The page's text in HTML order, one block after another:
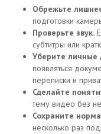
Обрежьте
подготовки
Проверьте звук.
субтитры или
Уберите личные
появляться
переписки и
Сделайте
тему видео без
Сохраните
несколько раз